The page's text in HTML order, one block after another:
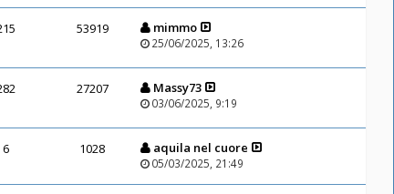
53919 mimmo
25/06/2025, 13:26
27207 Massy73
03/06/2025, 9:19
6 1028 aquila nel cuore
05/03/2025, 21:49